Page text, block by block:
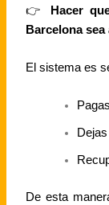
👉 Hacer
Barcelona
El sistema es
Pagas
De esta